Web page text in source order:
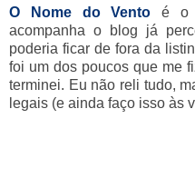
O Nome do Vento é o
acompanha o blog já
poderia ficar de fora da
foi um dos poucos que me
terminei. Eu não reli tudo,
legais (e ainda faço isso às